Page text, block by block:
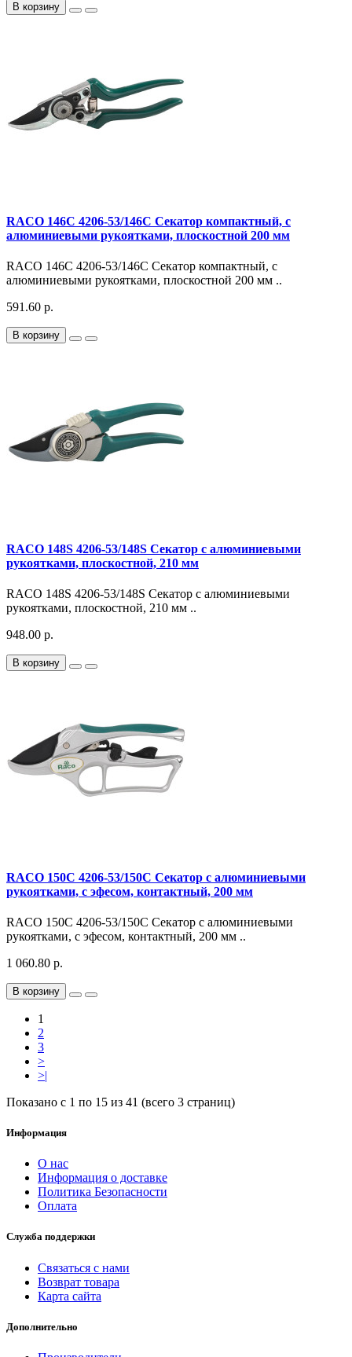
В корзину
RACO 146C 4206-53/146C Секатор компактный, с
алюминиевыми рукоятками, плоскостной 200 мм
RACO 146C 4206-53/146C Секатор компактный, с
алюминиевыми рукоятками, плоскостной 200 мм ..
591.60 р.
В корзину
RACO 148S 4206-53/148S Секатор с алюминиевыми
рукоятками, плоскостной, 210 мм
RACO 148S 4206-53/148S Секатор с алюминиевыми
рукоятками, плоскостной, 210 мм ..
948.00 р.
В корзину
RACO 150C 4206-53/150C Секатор с алюминиевыми
рукоятками, с эфесом, контактный, 200 мм
RACO 150C 4206-53/150C Секатор с алюминиевыми
рукоятками, с эфесом, контактный, 200 мм ..
1 060.80 р.
В корзину
1
2
3
>
>|
Показано с 1 по 15 из 41 (всего 3 страниц)
Информация
О нас
Информация о доставке
Политика Безопасности
Оплата
Служба поддержки
Связаться с нами
Возврат товара
Карта сайта
Дополнительно